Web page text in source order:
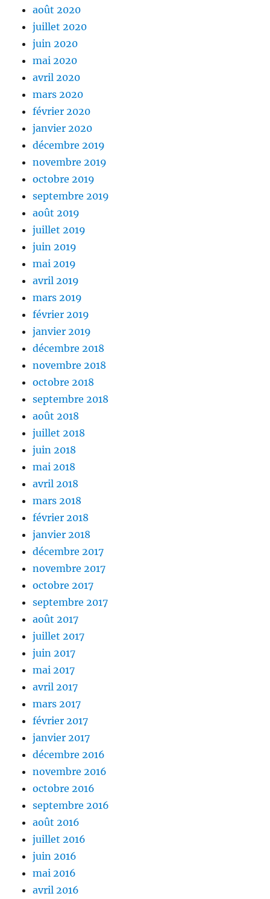
août 2020
juillet 2020
juin 2020
mai 2020
avril 2020
mars 2020
février 2020
janvier 2020
décembre 2019
novembre 2019
octobre 2019
septembre 2019
août 2019
juillet 2019
juin 2019
mai 2019
avril 2019
mars 2019
février 2019
janvier 2019
décembre 2018
novembre 2018
octobre 2018
septembre 2018
août 2018
juillet 2018
juin 2018
mai 2018
avril 2018
mars 2018
février 2018
janvier 2018
décembre 2017
novembre 2017
octobre 2017
septembre 2017
août 2017
juillet 2017
juin 2017
mai 2017
avril 2017
mars 2017
février 2017
janvier 2017
décembre 2016
novembre 2016
octobre 2016
septembre 2016
août 2016
juillet 2016
juin 2016
mai 2016
avril 2016